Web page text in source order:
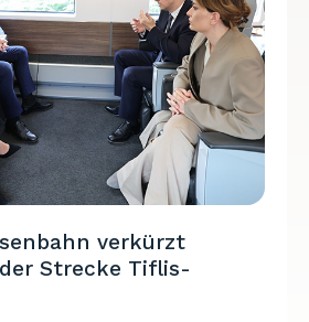
verkürzt
Strecke Tiflis-